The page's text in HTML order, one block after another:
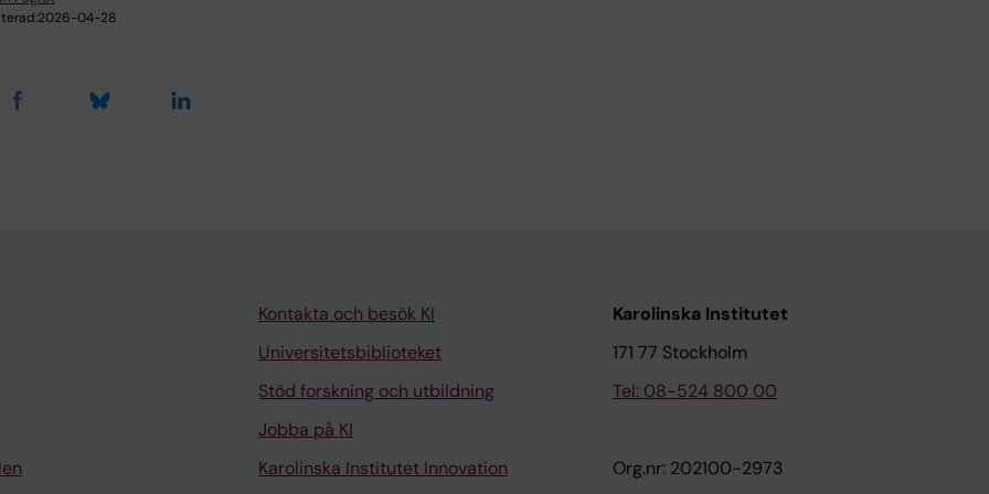
2026-04-28
Kontakta och besök KI
Universitetsbiblioteket
Stöd forskning och utbildning
Jobba på KI
Karolinska Institutet Innovation
Karolinska Institutet
171 77 Stockholm
Tel: 08-524 800 00
Org.nr: 202100-2973